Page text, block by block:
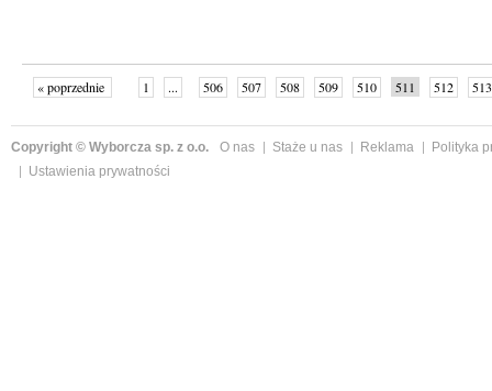
« poprzednie 1 ... 506 507 508 509 510 511 512
513
Copyright © Wyborcza sp. z o.o. O nas Staże u nas Reklama
Polityka
Ustawienia prywatności